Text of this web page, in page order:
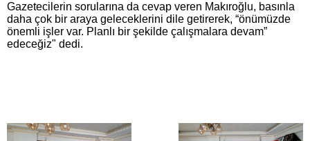
Gazetecilerin sorularına da cevap veren Makıroğlu, basınla
daha çok bir araya geleceklerini dile getirerek, “önümüzde
önemli işler var. Planlı bir şekilde çalışmalara devam”
edeceğiz" dedi.